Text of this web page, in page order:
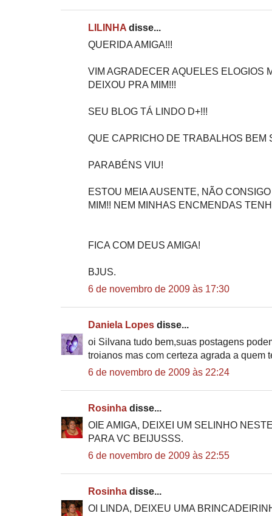
LILINHA disse...
QUERIDA AMIGA!!!
VIM AGRADECER AQUELES ELOGIOS
DEIXOU PRA MIM!!!
SEU BLOG TÁ LINDO D+!!!
QUE CAPRICHO DE TRABALHOS BEM
PARABÉNS VIU!
ESTOU MEIA AUSENTE, NÃO
MIM!! NEM MINHAS ENCMENDAS
FICA COM DEUS AMIGA!
BJUS.
6 de novembro de 2009 às 17:30
Daniela Lopes disse...
oi Silvana tudo bem,suas postagens
troianos mas com certeza agrada a quem
6 de novembro de 2009 às 22:24
Rosinha disse...
OIE AMIGA, DEIXEI UM SELINHO
PARA VC BEIJUSSS.
6 de novembro de 2009 às 22:55
Rosinha disse...
OI LINDA, DEIXEU UMA